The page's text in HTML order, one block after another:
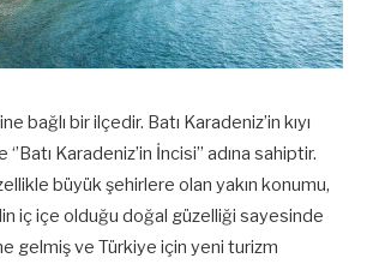
bağlı bir ilçedir. Batı Karadeniz’in kıyı
Karadeniz’in İncisi’’ adına sahiptir.
büyük şehirlere olan yakın konumu,
iç içe olduğu doğal güzelliği sayesinde
gelmiş ve Türkiye için yeni turizm